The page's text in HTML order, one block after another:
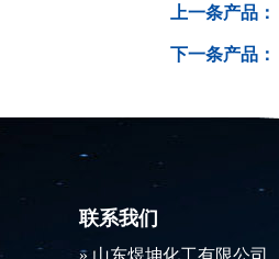
上一条产品：
下一条产品：
联系我们
​» 山东煜坤化工有限公司